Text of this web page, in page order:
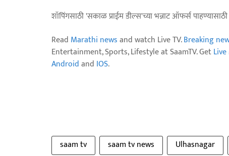
शॉपिंगसाठी 'सकाळ प्राईम डील्स'च्या भन्नाट ऑफर्स पाहण्यासाठी
Read Marathi newsand watch Live TV.Breaking
Entertainment, Sports, Lifestyle at SaamTV. Get
Androidand IOS.
saam tv saam tv news Ulhasnagar